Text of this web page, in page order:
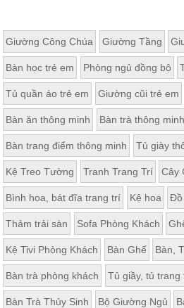
Giường Công Chúa Giường Tầng
Bàn học trẻ em Phòng ngủ đồng bộ
Tủ quần áo trẻ em Giường cũi trẻ em
Bàn ăn thông minh Bàn trà thông minh
Bàn trang điểm thông minh Tủ giày
Kệ Treo Tường Tranh Trang Trí Cây
Bình hoa, bát đĩa trang trí Kệ hoa Đồ
Thảm trải sàn Sofa Phòng Khách
Kệ Tivi Phòng Khách Bàn Ghế Bàn,
Bàn trà phòng khách Tủ giầy, tủ trang
Bàn Trà Thủy Sinh Bộ Giường Ngủ